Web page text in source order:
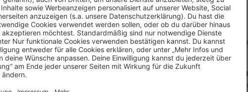
Persönlichkeit Trainingswelt
Das kann der neue persolog